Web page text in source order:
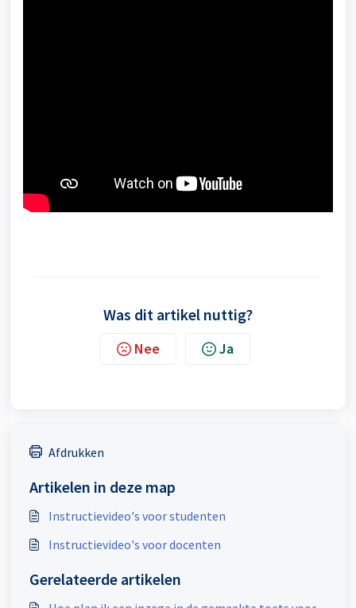
Was dit artikel nuttig?
Nee Ja
Afdrukken
Artikelen in deze map
Instructievideo's voor studenten
Instructievideo's voor docenten
Gerelateerde artikelen